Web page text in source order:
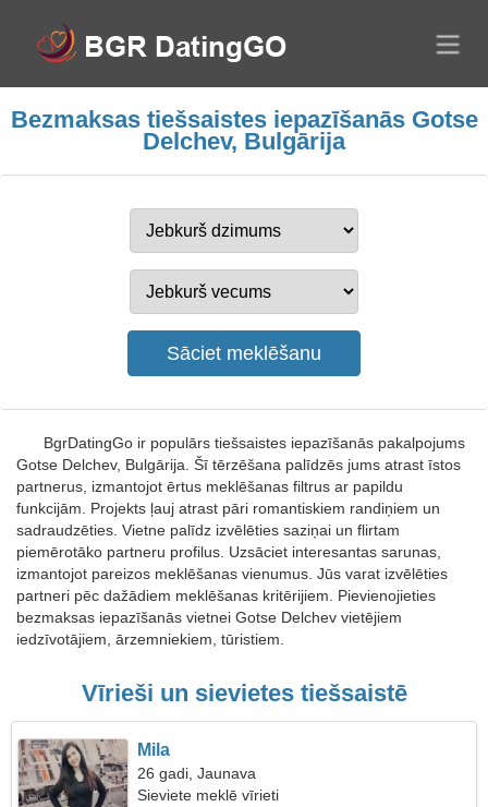
Bezmaksas tiešsaistes iepazīšanās Gotse
Delchev, Bulgārija
BgrDatingGo ir populārs tiešsaistes iepazīšanās pakalpojums
Gotse Delchev, Bulgārija. Šī tērzēšana palīdzēs jums atrast īstos
partnerus, izmantojot ērtus meklēšanas filtrus ar papildu
funkcijām. Projekts ļauj atrast pāri romantiskiem randiņiem un
sadraudzēties. Vietne palīdz izvēlēties saziņai un flirtam
piemērotāko partneru profilus. Uzsāciet interesantas sarunas,
izmantojot pareizos meklēšanas vienumus. Jūs varat izvēlēties
partneri pēc dažādiem meklēšanas kritērijiem. Pievienojieties
bezmaksas iepazīšanās vietnei Gotse Delchev vietējiem
iedzīvotājiem, ārzemniekiem, tūristiem.
Vīrieši un sievietes tiešsaistē
Mila
26 gadi, Jaunava
Sieviete meklē vīrieti